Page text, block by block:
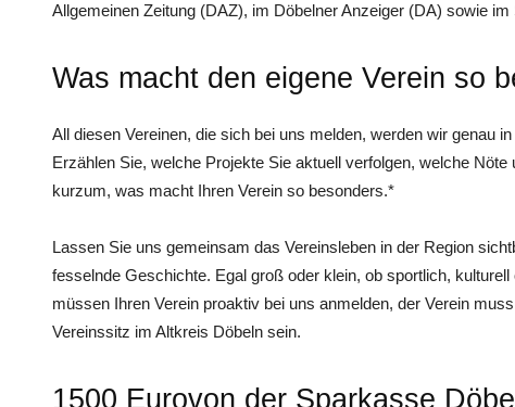
Allgemeinen Zeitung (DAZ), im Döbelner Anzeiger (DA) sowie
Was macht den eigene Verein so
All diesen Vereinen, die sich bei uns melden, werden wir genau
Erzählen Sie, welche Projekte Sie aktuell verfolgen, welche
kurzum, was macht Ihren Verein so besonders.*
Lassen Sie uns gemeinsam das Vereinsleben in der Region
fesselnde Geschichte. Egal groß oder klein, ob sportlich,
müssen Ihren Verein proaktiv bei uns anmelden, der Verein
Vereinssitz im Altkreis Döbeln sein.
1500 Eurovon der Sparkasse